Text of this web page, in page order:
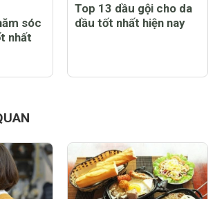
sóc
nhất
Top 13 dầu gội cho da
dầu tốt nhất hiện nay